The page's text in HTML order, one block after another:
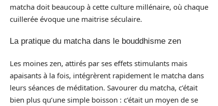
matcha doit beaucoup à cette culture millénaire, où chaque
cuillerée évoque une maitrise séculaire.
La pratique du matcha dans le bouddhisme zen
Les moines zen, attirés par ses effets stimulants mais
apaisants à la fois, intégrèrent rapidement le matcha dans
leurs séances de méditation. Savourer du matcha, c’était
bien plus qu’une simple boisson : c’était un moyen de se